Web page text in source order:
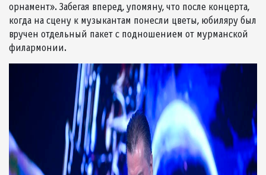
орнамент». Забегая вперед, упомяну, что после концерта,
когда на сцену к музыкантам понесли цветы, юбиляру был
вручен отдельный пакет с подношением от мурманской
филармонии.